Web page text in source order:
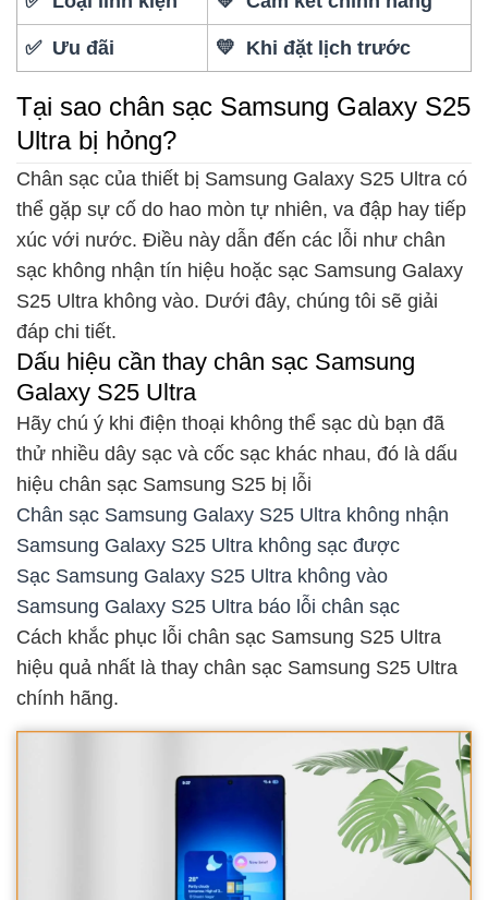
✅ Ưu đãi 💛 Khi đặt lịch trước
Tại sao chân sạc Samsung Galaxy S25
Ultra bị hỏng?
Chân sạc của thiết bị Samsung Galaxy S25 Ultra có
thể gặp sự cố do hao mòn tự nhiên, va đập hay tiếp
xúc với nước. Điều này dẫn đến các lỗi như chân
sạc không nhận tín hiệu hoặc sạc Samsung Galaxy
S25 Ultra không vào. Dưới đây, chúng tôi sẽ giải
đáp chi tiết.
Dấu hiệu cần thay chân sạc Samsung
Galaxy S25 Ultra
Hãy chú ý khi điện thoại không thể sạc dù bạn đã
thử nhiều dây sạc và cốc sạc khác nhau, đó là dấu
hiệu chân sạc Samsung S25 bị lỗi
Chân sạc Samsung Galaxy S25 Ultra không nhận
Samsung Galaxy S25 Ultra không sạc được
Sạc Samsung Galaxy S25 Ultra không vào
Samsung Galaxy S25 Ultra báo lỗi chân sạc
Cách khắc phục lỗi chân sạc Samsung S25 Ultra
hiệu quả nhất là thay chân sạc Samsung S25 Ultra
chính hãng.